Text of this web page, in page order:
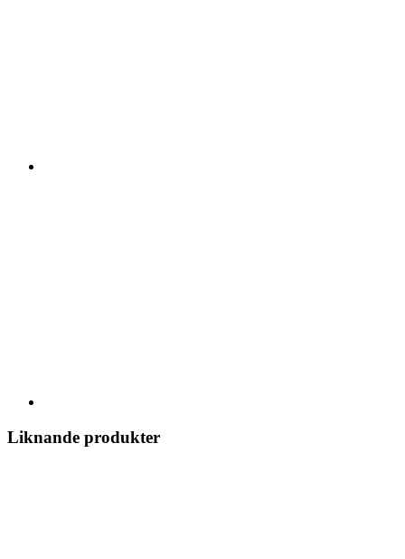
Liknande produkter